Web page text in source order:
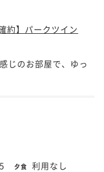
約】パークツイン
じのお部屋で、ゆっ
5 夕食 利用なし